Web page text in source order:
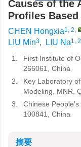
Causes of the
Profiles
CHEN Hongxia1, 2,
LIU Min3, LIU Na1, 2
1.
First Institute of
266061, China
2.
Key Laboratory
Modeling, MNR,
3.
Chinese
100841, China
摘要